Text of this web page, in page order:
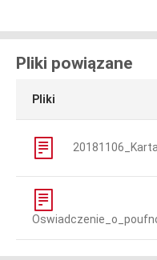
Pliki powiązane
Pliki